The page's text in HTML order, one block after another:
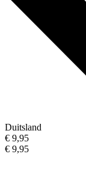
Duitsland
€ 9,95
€ 9,95